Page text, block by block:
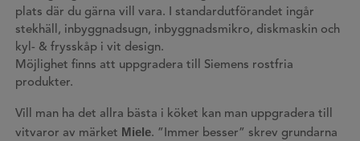
plats där du gärna vill vara. I standardutförandet ingår
stekhäll, inbyggnadsugn, inbyggnadsmikro, diskmaskin och
kyl- & frysskåp i vit design.
Möjlighet finns att uppgradera till Siemens rostfria
produkter.
Vill man ha det allra bästa i köket kan man uppgradera till
vitvaror av märket Miele. ”Immer besser” skrev grundarna